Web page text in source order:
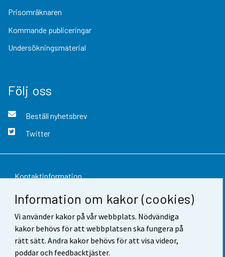
Information om kakor (cookies)
Vi använder kakor på vår webbplats. Nödvändiga
kakor behövs för att webbplatsen ska fungera på
rätt sätt. Andra kakor behövs för att visa videor,
poddar och feedbacktjäster.
Prisomräknaren
Kommande publiceringar
Undersökningsmaterial
Följ oss
Beställ nyhetsbrev
Twitter
Kontaktinformation
Respons
Användarvillkor
Dataskydd